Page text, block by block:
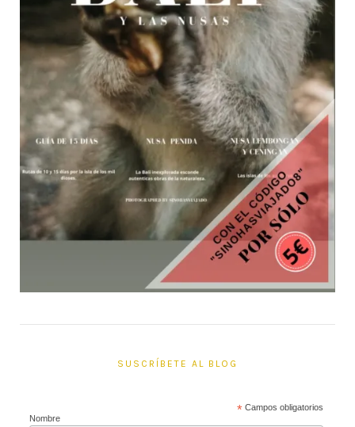
SUSCRÍBETE AL BLOG
*Campos obligatorios
Nombre